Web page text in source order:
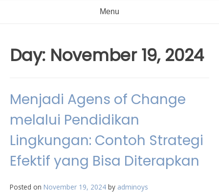
Menu
Day: November 19, 2024
Menjadi Agens of Change
melalui Pendidikan
Lingkungan: Contoh Strategi
Efektif yang Bisa Diterapkan
Posted on November 19, 2024 by adminoys